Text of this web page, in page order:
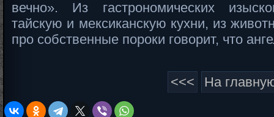
вечно». Из гастрономических
тайскую и мексиканскую кухни, из
про собственные пороки говорит, что
<<< На